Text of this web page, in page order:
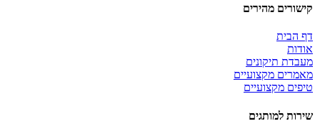
קישורים מהירים
דף הבית
אודות
מעבדת תיקונים
מאמרים מקצועיים
טיפים מקצועיים
שירות למותגים